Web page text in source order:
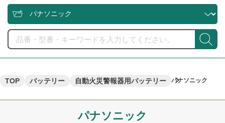
TOP バッテリー 自動火災警報器用バッテリー パナソニック
パナソニック